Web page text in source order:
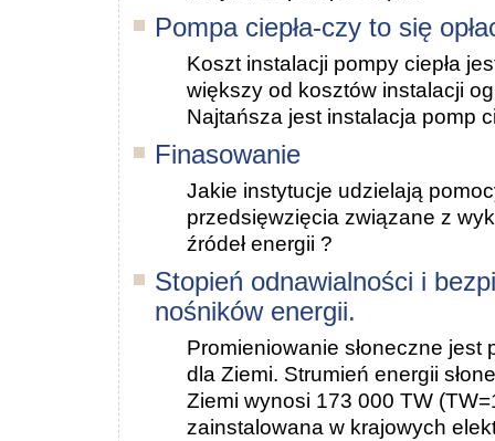
Pompa ciepła-czy to się
Koszt instalacji pompy ciepła
większy od kosztów instalacji
Najtańsza jest instalacja pomp
Finasowanie
Jakie instytucje udzielają
przedsięwzięcia związane z
źródeł energii ?
Stopień odnawialności i
nośników energii.
Promieniowanie słoneczne jest
dla Ziemi. Strumień energii
Ziemi wynosi 173 000 TW
zainstalowana w krajowych